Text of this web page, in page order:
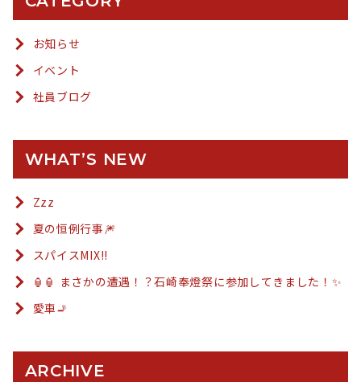
お知らせ
イベント
社員ブログ
WHAT’S NEW
Zzz
夏の恒例行事🎆
スパイスMIX!!
🏮🏮 まさかの遭遇！？石崎奉燈祭に参加してきました！✨
愛車🚬
ARCHIVE